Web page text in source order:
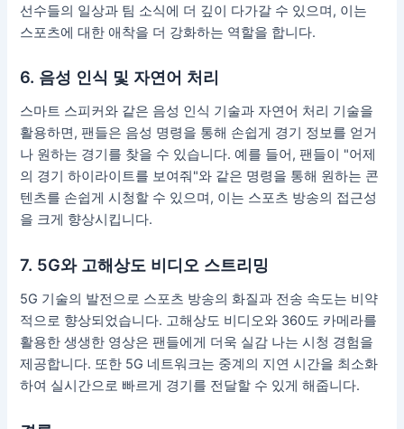
선수들의 일상과 팀 소식에 더 깊이 다가갈 수 있으며, 이는
스포츠에 대한 애착을 더 강화하는 역할을 합니다.
6. 음성 인식 및 자연어 처리
스마트 스피커와 같은 음성 인식 기술과 자연어 처리 기술을
활용하면, 팬들은 음성 명령을 통해 손쉽게 경기 정보를 얻거
나 원하는 경기를 찾을 수 있습니다. 예를 들어, 팬들이 "어제
의 경기 하이라이트를 보여줘"와 같은 명령을 통해 원하는 콘
텐츠를 손쉽게 시청할 수 있으며, 이는 스포츠 방송의 접근성
을 크게 향상시킵니다.
7. 5G와 고해상도 비디오 스트리밍
5G 기술의 발전으로 스포츠 방송의 화질과 전송 속도는 비약
적으로 향상되었습니다. 고해상도 비디오와 360도 카메라를
활용한 생생한 영상은 팬들에게 더욱 실감 나는 시청 경험을
제공합니다. 또한 5G 네트워크는 중계의 지연 시간을 최소화
하여 실시간으로 빠르게 경기를 전달할 수 있게 해줍니다.